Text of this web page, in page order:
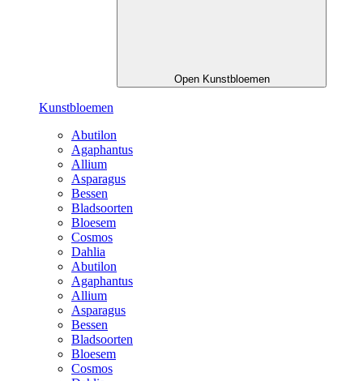
Open Kunstbloemen
Kunstbloemen
Abutilon
Agaphantus
Allium
Asparagus
Bessen
Bladsoorten
Bloesem
Cosmos
Dahlia
Abutilon
Agaphantus
Allium
Asparagus
Bessen
Bladsoorten
Bloesem
Cosmos